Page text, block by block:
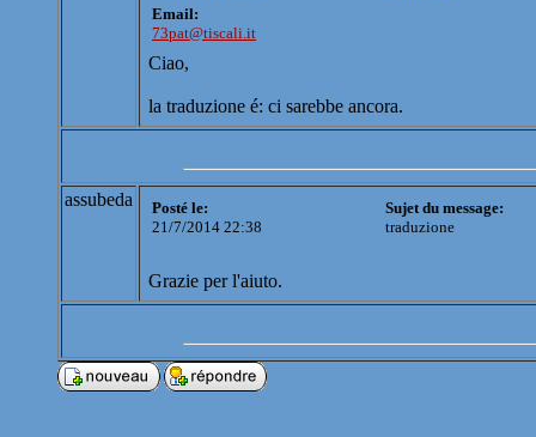
Email:
73pat@tiscali.it
Ciao,
la traduzione é: ci sarebbe ancora.
assubeda
Posté le:
21/7/2014 22:38
Sujet du message:
traduzione
Grazie per l'aiuto.